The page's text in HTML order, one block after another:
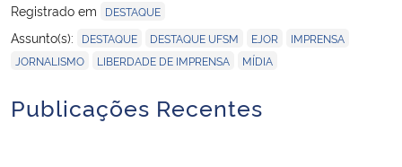
Registrado em
DESTAQUE
Assunto(s): DESTAQUE DESTAQUE UFSM EJOR IMPRENSA
JORNALISMO LIBERDADE DE IMPRENSA MÍDIA
Publicações Recentes